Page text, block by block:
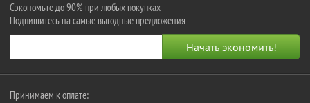
Сэкономьте до 90% при любых покупках
Подпишитесь на самые выгодные предложения
Принимаем к оплате: